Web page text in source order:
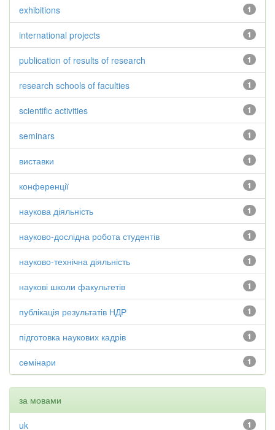
1
exhibitions
1
international projects
1
publication of results of research
1
research schools of faculties
1
scientific activities
1
seminars
1
виставки
1
конференції
1
наукова діяльність
1
науково-дослідна робота студентів
1
науково-технічна діяльність
1
наукові школи факультетів
1
публікація результатів НДР
1
підготовка наукових кадрів
1
семінари
за мовами
1
uk